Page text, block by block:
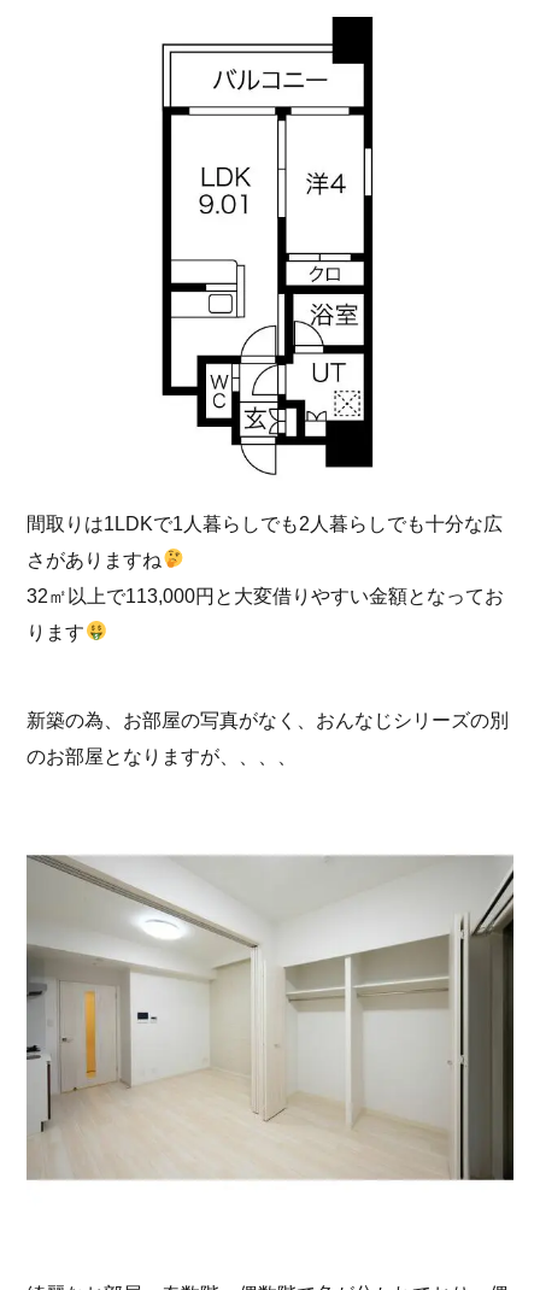
間取りは1LDKで1人暮らしでも2人暮らしでも十分な広
さがありますね
32㎡以上で113,000円と大変借りやすい金額となってお
ります
新築の為、お部屋の写真がなく、おんなじシリーズの別
のお部屋となりますが、、、、